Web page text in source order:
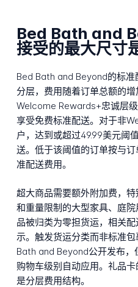
Bed Bath and
接受的最大尺寸
Bed Bath and Beyond的标
分层，费用随着订单总额的
Welcome Rewards+忠诚层
享受免费标准配送。对于非
户，达到或超过49.99美元阈
送。低于该阈值的订单按与
准配送费用。
超大商品需要额外附加费，
和重量限制的大型家具、庭
品被归类为零担货运，相关
示。触发货运分类而非标准
Bath and Beyond公开发布
购物车级别自动应用。礼品
是分层费用结构。